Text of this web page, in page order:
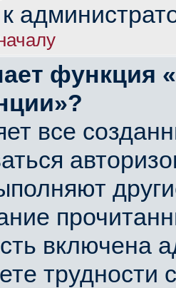
функция
все
включена
трудности